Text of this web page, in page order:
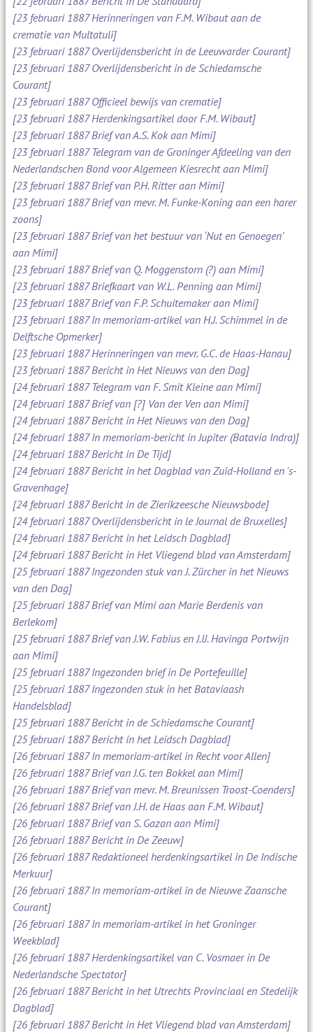
[23 februari 1887 Herinneringen van F.M. Wibaut aan de
crematie van Multatuli]
[23 februari 1887 Overlijdensbericht in de Leeuwarder Courant]
[23 februari 1887 Overlijdensbericht in de Schiedamsche
Courant]
[23 februari 1887 Officieel bewijs van crematie]
[23 februari 1887 Herdenkingsartikel door F.M. Wibaut]
[23 februari 1887 Brief van A.S. Kok aan Mimi]
[23 februari 1887 Telegram van de Groninger Afdeeling van den
Nederlandschen Bond voor Algemeen Kiesrecht aan Mimi]
[23 februari 1887 Brief van P.H. Ritter aan Mimi]
[23 februari 1887 Brief van mevr. M. Funke-Koning aan een harer
zoons]
[23 februari 1887 Brief van het bestuur van ‘Nut en Genoegen’
aan Mimi]
[23 februari 1887 Brief van Q. Moggenstorn (?) aan Mimi]
[23 februari 1887 Briefkaart van W.L. Penning aan Mimi]
[23 februari 1887 Brief van F.P. Schuitemaker aan Mimi]
[23 februari 1887 In memoriam-artikel van H.J. Schimmel in de
Delftsche Opmerker]
[23 februari 1887 Herinneringen van mevr. G.C. de Haas-Hanau]
[23 februari 1887 Bericht in Het Nieuws van den Dag]
[24 februari 1887 Telegram van F. Smit Kleine aan Mimi]
[24 februari 1887 Brief van [?] Van der Ven aan Mimi]
[24 februari 1887 Bericht in Het Nieuws van den Dag]
[24 februari 1887 In memoriam-bericht in Jupiter (Batavia Indra)]
[24 februari 1887 Bericht in De Tijd]
[24 februari 1887 Bericht in het Dagblad van Zuid-Holland en 's-
Gravenhage]
[24 februari 1887 Bericht in de Zierikzeesche Nieuwsbode]
[24 februari 1887 Overlijdensbericht in le Journal de Bruxelles]
[24 februari 1887 Bericht in het Leidsch Dagblad]
[24 februari 1887 Bericht in Het Vliegend blad van Amsterdam]
[25 februari 1887 Ingezonden stuk van J. Zürcher in het Nieuws
van den Dag]
[25 februari 1887 Brief van Mimi aan Marie Berdenis van
Berlekom]
[25 februari 1887 Brief van J.W. Fabius en J.IJ. Havinga Portwijn
aan Mimi]
[25 februari 1887 Ingezonden brief in De Portefeuille]
[25 februari 1887 Ingezonden stuk in het Bataviaash
Handelsblad]
[25 februari 1887 Bericht in de Schiedamsche Courant]
[25 februari 1887 Bericht in het Leidsch Dagblad]
[26 februari 1887 In memoriam-artikel in Recht voor Allen]
[26 februari 1887 Brief van J.G. ten Bokkel aan Mimi]
[26 februari 1887 Brief van mevr. M. Breunissen Troost-Coenders]
[26 februari 1887 Brief van J.H. de Haas aan F.M. Wibaut]
[26 februari 1887 Brief van S. Gazan aan Mimi]
[26 februari 1887 Bericht in De Zeeuw]
[26 februari 1887 Redaktioneel herdenkingsartikel in De Indische
Merkuur]
[26 februari 1887 In memoriam-artikel in de Nieuwe Zaansche
Courant]
[26 februari 1887 In memoriam-artikel in het Groninger
Weekblad]
[26 februari 1887 Herdenkingsartikel van C. Vosmaer in De
Nederlandsche Spectator]
[26 februari 1887 Bericht in het Utrechts Provinciaal en Stedelijk
Dagblad]
[26 februari 1887 Bericht in Het Vliegend blad van Amsterdam]